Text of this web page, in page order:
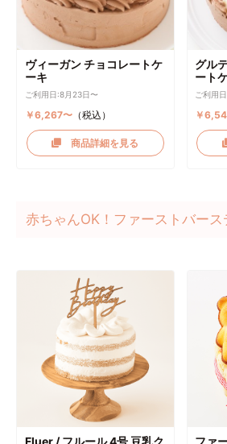
ヴィーガン チョコレートケ
ーキ
ご利用日:8月23日〜
￥6,267〜（税込）
商品詳細を見る
グル
ート
ご利用
￥
赤ちゃんOK！ファーストバース
Fluer / フルール 4号 豆乳ク ファ